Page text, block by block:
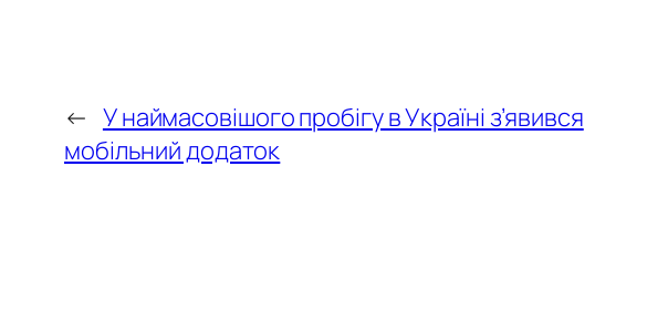
← У наймасовішого пробігу в Україні з’явився
мобільний додаток